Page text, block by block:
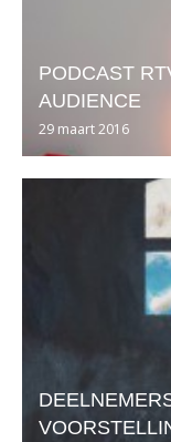
PODCAST
AUDIENCE
29 maart 2016